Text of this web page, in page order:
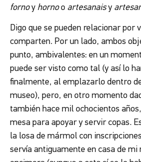
fornoy hornoo artesanaisy
Digo que se pueden relacionar por
comparten. Por un lado, ambos
punto, ambivalentes: en un
puede ser visto como tal (y así lo
finalmente, al emplazarlo dentro
museo), pero, en otro momento
también hace mil ochocientos
mesa para apoyar y servir copas.
la losa de mármol con
servía antiguamente en casa de mi